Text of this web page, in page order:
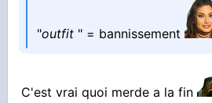
"outfit " = bannissement
C'est vrai quoi merde a la fin